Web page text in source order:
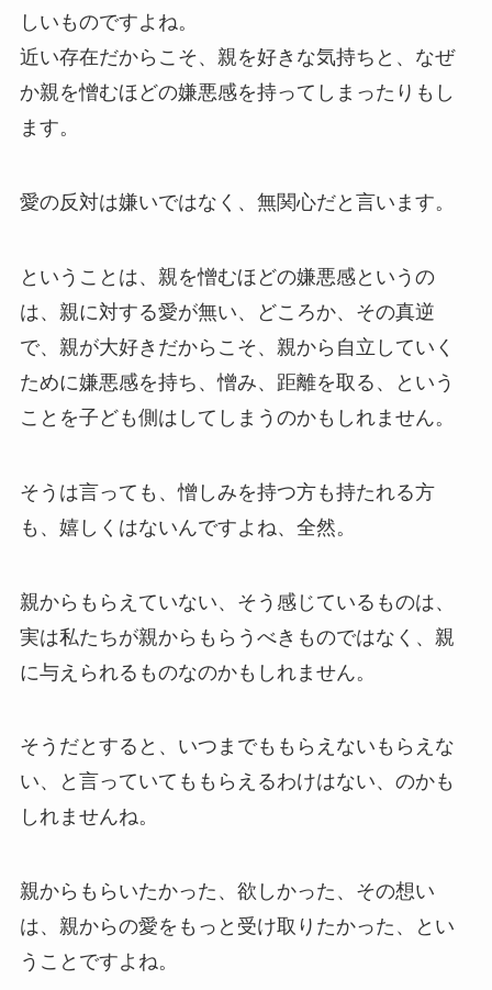
しいものですよね。
近い存在だからこそ、親を好きな気持ちと、なぜ
か親を憎むほどの嫌悪感を持ってしまったりもし
ます。
愛の反対は嫌いではなく、無関心だと言います。
ということは、親を憎むほどの嫌悪感というの
は、親に対する愛が無い、どころか、その真逆
で、親が大好きだからこそ、親から自立していく
ために嫌悪感を持ち、憎み、距離を取る、という
ことを子ども側はしてしまうのかもしれません。
そうは言っても、憎しみを持つ方も持たれる方
も、嬉しくはないんですよね、全然。
親からもらえていない、そう感じているものは、
実は私たちが親からもらうべきものではなく、親
に与えられるものなのかもしれません。
そうだとすると、いつまでももらえないもらえな
い、と言っていてももらえるわけはない、のかも
しれませんね。
親からもらいたかった、欲しかった、その想い
は、親からの愛をもっと受け取りたかった、とい
うことですよね。